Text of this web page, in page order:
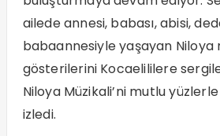
ailede annesi, babası, abisi,
babaannesiyle yaşayan Niloya
gösterilerini Kocaelililere
Niloya Müzikali’ni mutlu
izledi.